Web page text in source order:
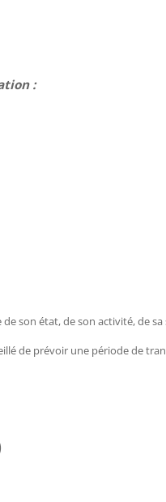
:
son état, de son activité, de
de prévoir une période de